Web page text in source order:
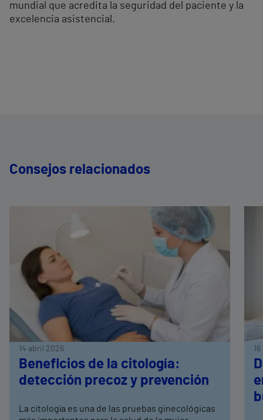
mundial que acredita la seguridad del paciente y la
excelencia asistencial.
Consejos relacionados
14 abril 2026
Beneficios de la citología:
detección precoz y prevención
La citología es una de las pruebas ginecológicas